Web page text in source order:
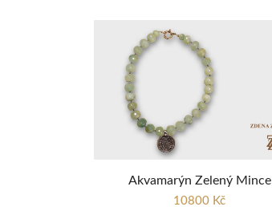
Akvamarýn Zelený Mince
10800 Kč